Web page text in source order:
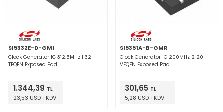
SI5332E-D-GM1
Clock Generator IC 312.5MHz 1 32-
TFQFN Exposed Pad
1.344,39 TL
23,53 USD +KDV
SI5351A-B-GMR
Clock Generator IC 200MHz 2 20-
VFQFN Exposed Pad
301,65 TL
5,28 USD +KDV